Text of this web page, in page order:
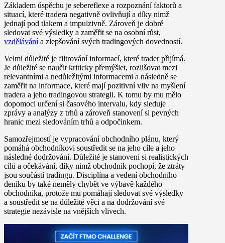
Základem úspěchu je sebereflexe a rozpoznání faktorů a
situací, které tradera negativně ovlivňují a díky nimž
jednají pod tlakem a impulzivně. Zároveň je dobré
sledovat své výsledky a zaměřit se na osobní růst,
vzdělávánía zlepšování svých tradingových dovedností.
Velmi důležité je filtrování informací, které trader přijímá.
Je důležité se naučit kriticky přemýšlet, rozlišovat mezi
relevantními a nedůležitými informacemi a následně se
zaměřit na informace, které mají pozitivní vliv na myšlení
tradera a jeho tradingovou strategii. K tomu by mu mělo
dopomoci určení si časového intervalu, kdy sleduje
zprávy a analýzy z trhů a zároveň stanovení si pevných
hranic mezi sledováním trhů a odpočinkem.
Samozřejmostí je vypracování obchodního plánu, který
pomáhá obchodníkovi soustředit se na jeho cíle a jeho
následné dodržování. Důležité je stanovení si realistických
cílů a očekávání, díky nimž obchodník pochopí, že ztráty
jsou součástí tradingu. Disciplína a vedení obchodního
deníku by také neměly chybět ve výbavě každého
obchodníka, protože mu pomáhají sledovat své výsledky
a soustředit se na důležité věci a na dodržování své
strategie nezávisle na vnějších vlivech.